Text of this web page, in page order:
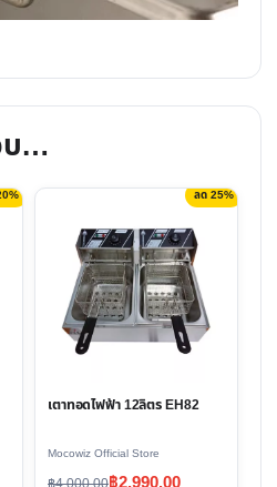
บ…
ลด 25%
เตาทอดไฟฟ้า 12ลิตร EH82
Mocowiz Official Store